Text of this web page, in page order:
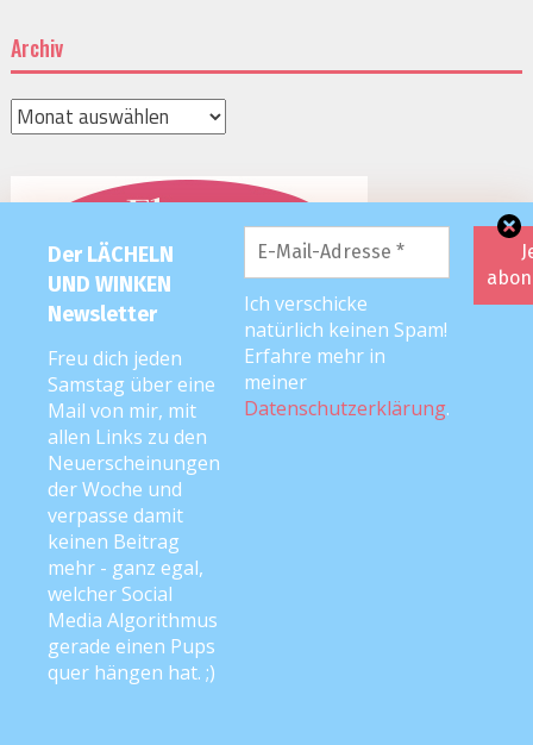
Der LÄCHELN
UND WINKEN
Newsletter
Freu dich jeden
Samstag über eine
Mail von mir, mit
allen Links zu den
Neuerscheinungen
der Woche und
verpasse damit
keinen Beitrag
mehr - ganz egal,
welcher Social
Media Algorithmus
gerade einen Pups
quer hängen hat. ;)
Ich verschicke
natürlich keinen Spam!
Erfahre mehr in
meiner
Datenschutzerklärung.
Archiv
Archiv